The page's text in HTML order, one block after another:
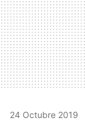
24 Octubre 2019